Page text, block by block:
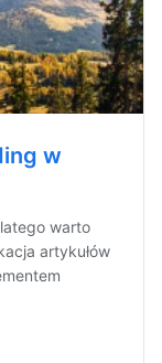
w
warto
artykułów